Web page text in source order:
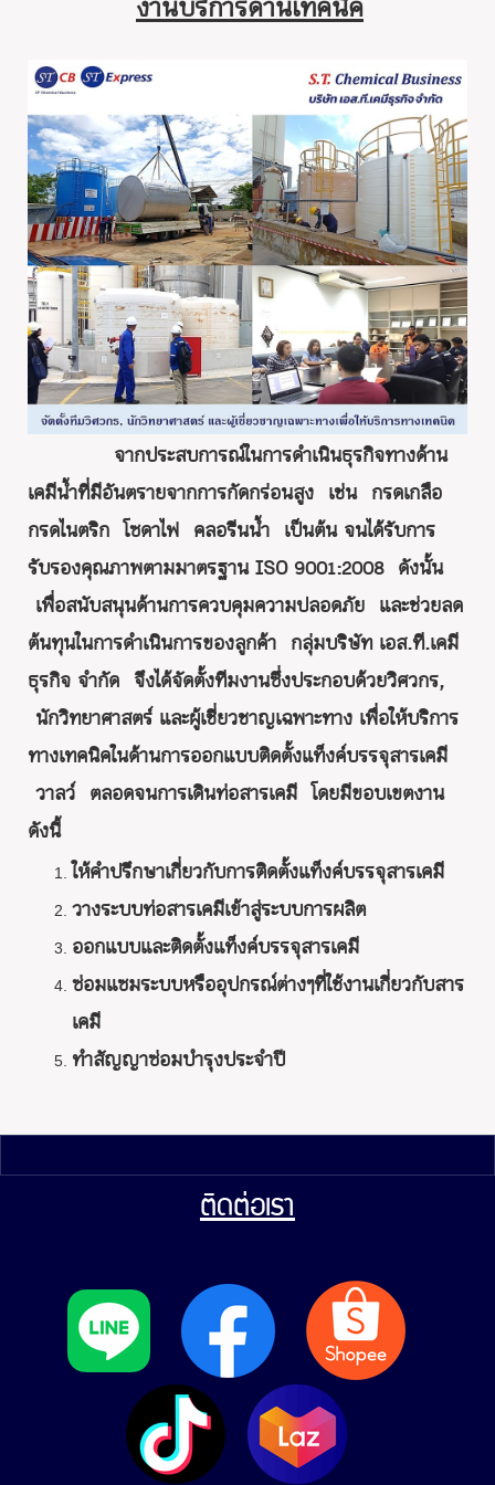
งานบริการด้านเทคนิค
จากประสบการณ์ในการดำเนินธุรกิจทางด้าน
เคมีน้ำที่มีอันตรายจากการกัดกร่อนสูง เช่น กรดเกลือ
กรดไนตริก โซดาไฟ คลอรีนน้ำ เป็นต้น จนได้รับการ
รับรองคุณภาพตามมาตรฐาน ISO 9001:2008 ดังนั้น
เพื่อสนับสนุนด้านการควบคุมความปลอดภัย และช่วยลด
ต้นทุนในการดำเนินการของลูกค้า กลุ่มบริษัท เอส.ที.เคมี
ธุรกิจ จำกัด จึงได้จัดตั้งทีมงานซึ่งประกอบด้วยวิศวกร,
นักวิทยาศาสตร์ และผู้เชี่ยวชาญเฉพาะทาง เพื่อให้บริการ
ทางเทคนิคในด้านการออกแบบติดตั้งแท็งค์บรรจุสารเคมี
วาลว์ ตลอดจนการเดินท่อสารเคมี โดยมีขอบเขตงาน
ดังนี้
ให้คำปรึกษาเกี่ยวกับการติดตั้งแท็งค์บรรจุสารเคมี
วางระบบท่อสารเคมีเข้าสู่ระบบการผลิต
ออกแบบและติดตั้งแท็งค์บรรจุสารเคมี
ซ่อมแซมระบบหรืออุปกรณ์ต่างๆที่ใช้งานเกี่ยวกับสาร
เคมี
ทำสัญญาซ่อมบำรุงประจำปี
ติดต่อเรา